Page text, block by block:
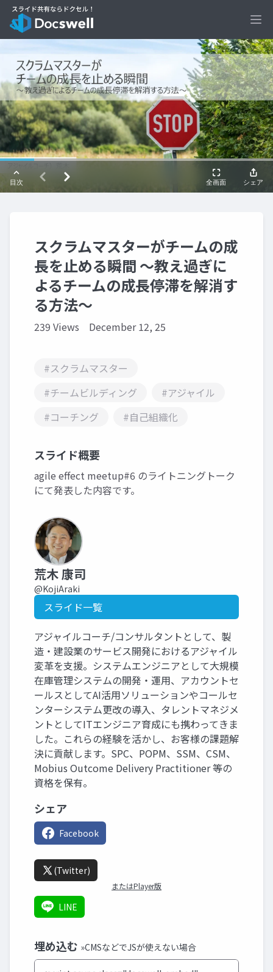
スクラムマスターがチームの成
長を止める瞬間 ～教え過ぎに
よるチームの成長停滞を解消す
る方法～
239 Views December 12, 25
#スクラムマスター
#チームビルディング
#アジャイル
#コーチング
#自己組織化
スライド概要
agile effect meetup#6 のライトニングトーク
にて発表した内容です。
荒木 康司
@KojiAraki
スライド一覧
アジャイルコーチ/コンサルタントとして、製
造・建設業のサービス開発におけるアジャイル
変革を支援。システムエンジニアとして大規模
在庫管理システムの開発・運用、アカウントセ
ールスとしてAI活用ソリューションやコールセ
ンターシステム更改の導入、タレントマネジメ
ントとしてITエンジニア育成にも携わってきま
した。これらの経験を活かし、お客様の課題解
決に貢献します。SPC、POPM、SSM、CSM、
Mobius Outcome Delivery Practitioner 等の
資格を保有。
シェア
Facebook
(Twitter)
またはPlayer版
LINE
埋め込む »CMSなどでJSが使えない場合